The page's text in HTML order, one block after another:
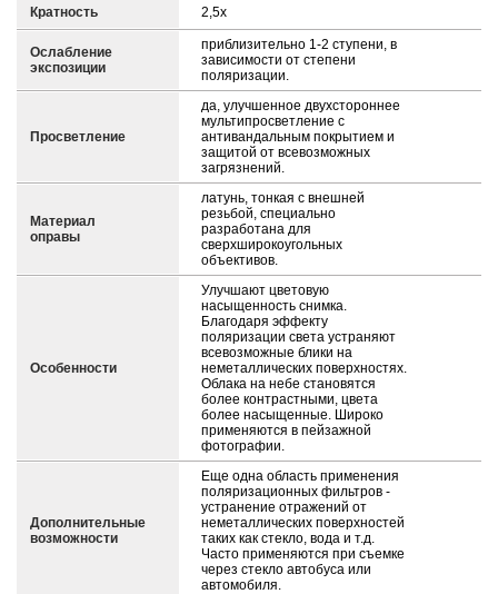
Кратность 2,5х
Ослабление
экспозиции
приблизительно 1-2 ступени, в
зависимости от степени
поляризации.
Просветление
да, улучшенное двухстороннее
мультипросветление с
антивандальным покрытием и
защитой от всевозможных
загрязнений.
Материал
оправы
латунь, тонкая с внешней
резьбой, специально
разработана для
сверхширокоугольных
объективов.
Особенности
Улучшают цветовую
насыщенность снимка.
Благодаря эффекту
поляризации света устраняют
всевозможные блики на
неметаллических поверхностях.
Облака на небе становятся
более контрастными, цвета
более насыщенные. Широко
применяются в пейзажной
фотографии.
Дополнительные
возможности
Еще одна область применения
поляризационных фильтров -
устранение отражений от
неметаллических поверхностей
таких как стекло, вода и т.д.
Часто применяются при съемке
через стекло автобуса или
автомобиля.